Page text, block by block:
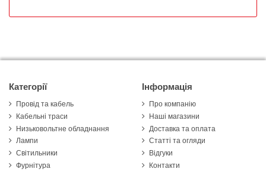
Категорії
Провід та кабель
Кабельні траси
Низьковольтне обладнання
Лампи
Світильники
Фурнітура
Інформація
Про компанію
Наші магазини
Доставка та оплата
Статті та огляди
Відгуки
Контакти